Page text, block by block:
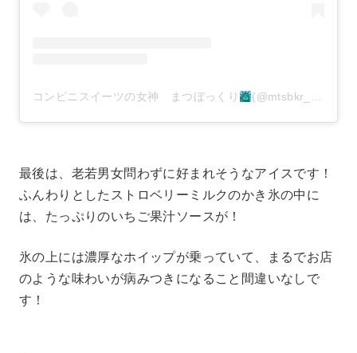
コンビニスイーツの女神 まつぼっくり (@mtsbkr_12)がシェアした投稿
最後は、老若男女問わずに好まれそうなアイスです！
ふんわりとしたストロベリーミルクのかき氷の中に
は、たっぷりのいちご果汁ソースが！
氷の上には濃厚なホイップが乗っていて、まるでお店
のような味わいが病みつきになること間違いなしで
す！